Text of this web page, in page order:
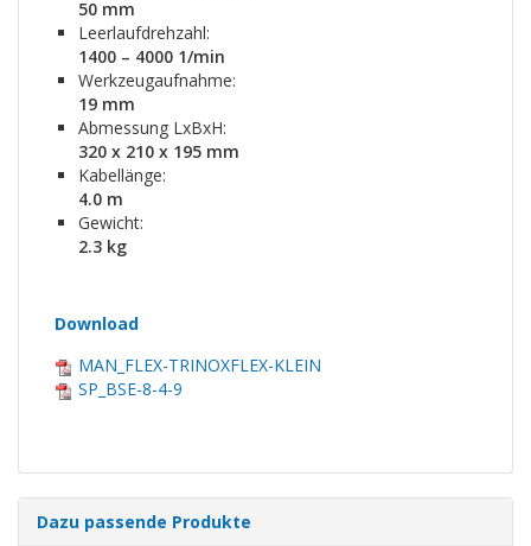
50 mm
Leerlaufdrehzahl:
1400 – 4000 1/min
Werkzeugaufnahme:
19 mm
Abmessung LxBxH:
320 x 210 x 195 mm
Kabellänge:
4.0 m
Gewicht:
2.3 kg
Download
MAN_FLEX-TRINOXFLEX-KLEIN
SP_BSE-8-4-9
Dazu passende Produkte